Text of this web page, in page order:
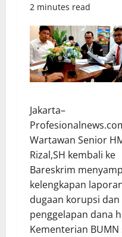
2 minutes read
Jakarta–
Wartawan Senior
Rizal,SH kembali ke
Bareskrim
kelengkapan
dugaan korupsi dan
penggelapan dana
Kementerian BUMN